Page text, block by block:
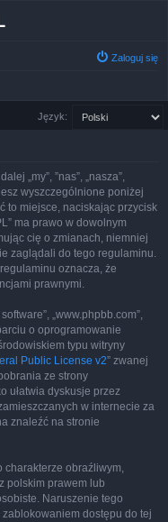
Zaloguj się
Język:
„my”, ”nas”, „nasza”,
wyszczególnione poniżej
to miejsce, naciskając przycisk
ma prawo w dowolnym
cię o zmianach, niemniej
zaglądali do tego regulaminu.
oznacza, że
prawnymi.
„www.phpbb.com”,
o oprogramowanie
typu witryny
Public License v2” zwanej
ze strony
ułatwia dyskusje przez
w internecie za
znaleźć na stronie
charakterze obraźliwym,
polskim prawem lub
Naruszenie tego
dostępu do tej